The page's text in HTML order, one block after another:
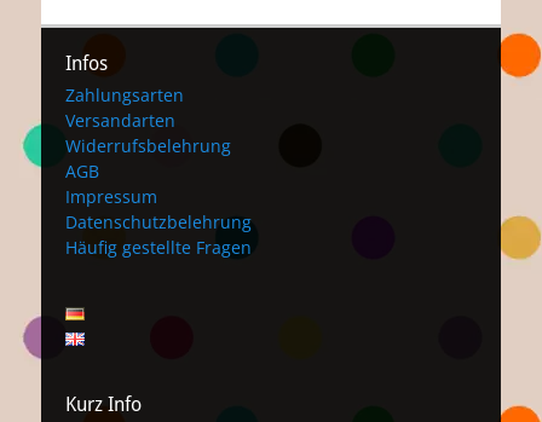
Infos
Zahlungsarten
Versandarten
Widerrufsbelehrung
AGB
Impressum
Datenschutzbelehrung
Häufig gestellte Fragen
Kurz Info